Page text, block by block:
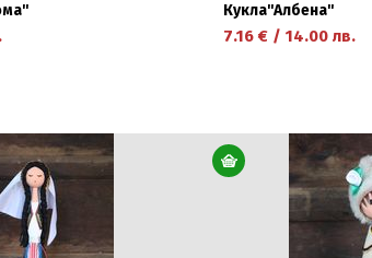
Кукла''Албена''
7.16 € / 14.00 лв.
научете повече